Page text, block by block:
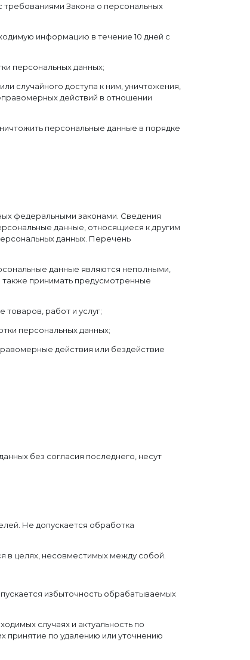
требованиями Закона о персональных
информацию в течение 10 дней с
персональных данных;
случайного доступа к ним, уничтожения,
действий в отношении
персональные данные в порядке
федеральными законами. Сведения
данные, относящиеся к другим
данных. Перечень
данные являются неполными,
принимать предусмотренные
работ и услуг;
персональных данных;
действия или бездействие
без согласия последнего, несут
Не допускается обработка
в целях, несовместимых между собой.
избыточность обрабатываемых
случаях и актуальность по
по удалению или уточнению